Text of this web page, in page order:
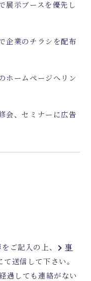
展示ブースを優先し
企業のチラシを配布
ホームページへリン
会、セミナーに広告
ご記入の上、
事
送信して下さい。
過しても連絡がない